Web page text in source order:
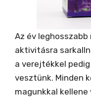
Az év
aktivitásra
a verejtékkel
vesztünk. Minden
magunkkal kellene